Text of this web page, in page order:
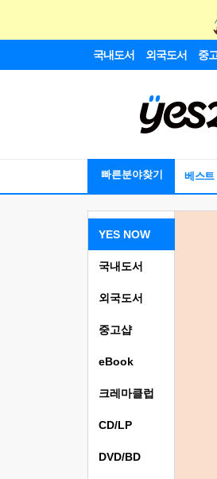
국내도서 외국도서 중
빠른분야찾기 베스트
YES NOW
국내도서
외국도서
중고샵
eBook
크레마클럽
CD/LP
DVD/BD